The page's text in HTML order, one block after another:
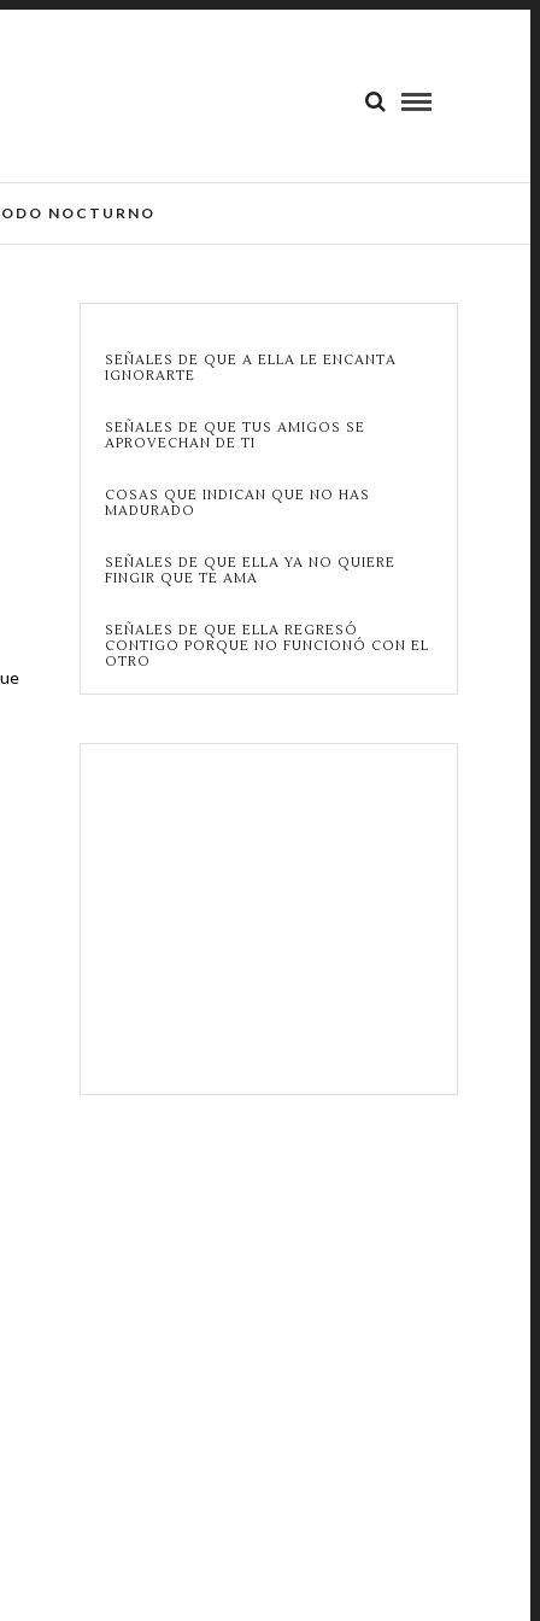
NOCTURNO
SEÑALES DE QUE A ELLA LE ENCANTA
IGNORARTE
SEÑALES DE QUE TUS AMIGOS SE
APROVECHAN DE TI
COSAS QUE INDICAN QUE NO HAS
MADURADO
SEÑALES DE QUE ELLA YA NO QUIERE
FINGIR QUE TE AMA
SEÑALES DE QUE ELLA REGRESÓ
CONTIGO PORQUE NO FUNCIONÓ CON EL
OTRO